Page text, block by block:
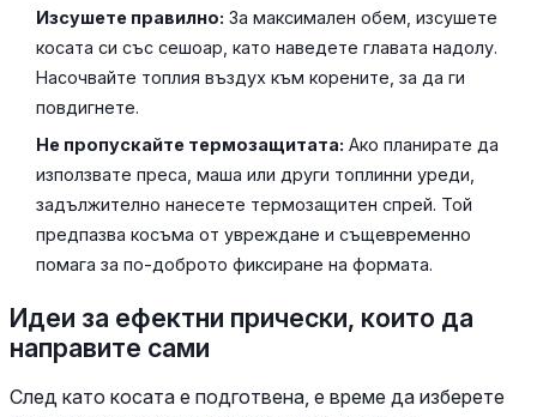
Изсушете правилно: За максимален обем, изсушете
косата си със сешоар, като наведете главата надолу.
Насочвайте топлия въздух към корените, за да ги
повдигнете.
Не пропускайте термозащитата: Ако планирате да
използвате преса, маша или други топлинни уреди,
задължително нанесете термозащитен спрей. Той
предпазва косъма от увреждане и същевременно
помага за по-доброто фиксиране на формата.
Идеи за ефектни прически, които да
направите сами
След като косата е подготвена, е време да изберете